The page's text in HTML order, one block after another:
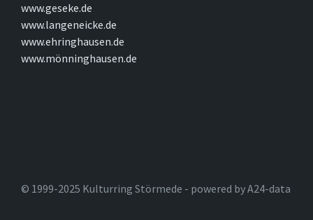
www.geseke.de
www.langeneicke.de
www.ehringhausen.de
www.mönninghausen.de
© 1999-2025 Kulturring Störmede - powered by A24-data